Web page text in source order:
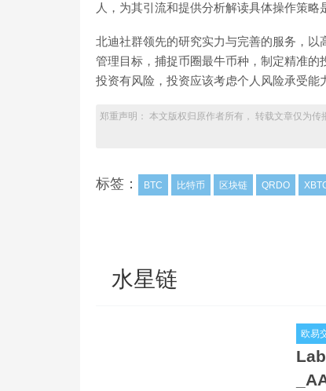
人，为其引流和提供分析解读具体操作策略
北迪社群领先的研究实力与完善的服务，
管理目标，捕捉币圈最牛币种，制定精准的
投资有风险，投资应该考虑个人风险承受
郑重声明： 本文版权归原作者所有， 转载文章仅为
标签： BTC 比特币 区块链 QRDO
水星链
欧易